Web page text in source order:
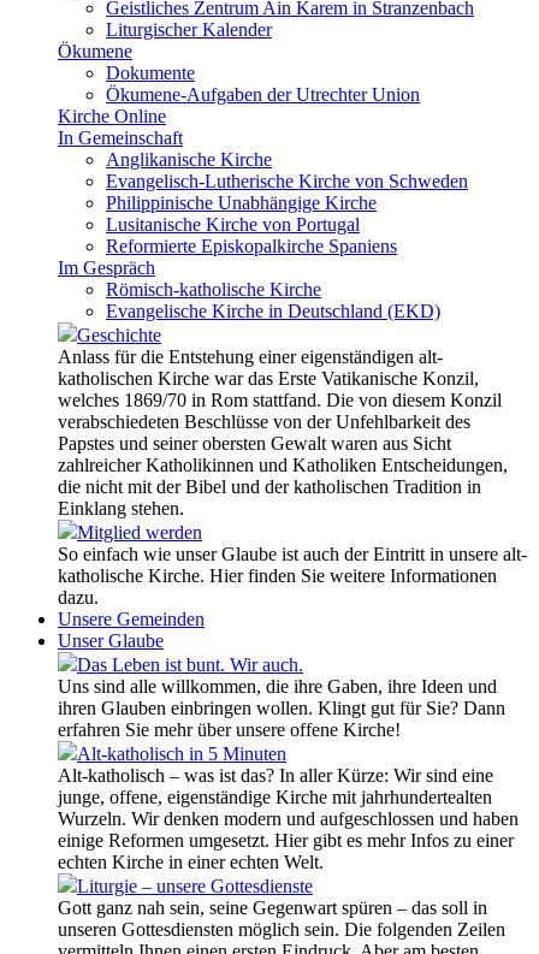
Geistliches Zentrum Ain Karem in Stranzenbach
Liturgischer Kalender
Ökumene
Dokumente
Ökumene-Aufgaben der Utrechter Union
Kirche Online
In Gemeinschaft
Anglikanische Kirche
Evangelisch-Lutherische Kirche von Schweden
Philippinische Unabhängige Kirche
Lusitanische Kirche von Portugal
Reformierte Episkopalkirche Spaniens
Im Gespräch
Römisch-katholische Kirche
Evangelische Kirche in Deutschland (EKD)
Geschichte
Anlass für die Entstehung einer eigenständigen alt-
katholischen Kirche war das Erste Vatikanische Konzil,
welches 1869/70 in Rom stattfand. Die von diesem Konzil
verabschiedeten Beschlüsse von der Unfehlbarkeit des
Papstes und seiner obersten Gewalt waren aus Sicht
zahlreicher Katholikinnen und Katholiken Entscheidungen,
die nicht mit der Bibel und der katholischen Tradition in
Einklang stehen.
Mitglied werden
So einfach wie unser Glaube ist auch der Eintritt in unsere alt-
katholische Kirche. Hier finden Sie weitere Informationen
dazu.
Unsere Gemeinden
Unser Glaube
Das Leben ist bunt. Wir auch.
Uns sind alle willkommen, die ihre Gaben, ihre Ideen und
ihren Glauben einbringen wollen. Klingt gut für Sie? Dann
erfahren Sie mehr über unsere offene Kirche!
Alt-katholisch in 5 Minuten
Alt-katholisch – was ist das? In aller Kürze: Wir sind eine
junge, offene, eigenständige Kirche mit jahrhundertealten
Wurzeln. Wir denken modern und aufgeschlossen und haben
einige Reformen umgesetzt. Hier gibt es mehr Infos zu einer
echten Kirche in einer echten Welt.
Liturgie – unsere Gottesdienste
Gott ganz nah sein, seine Gegenwart spüren – das soll in
unseren Gottesdiensten möglich sein. Die folgenden Zeilen